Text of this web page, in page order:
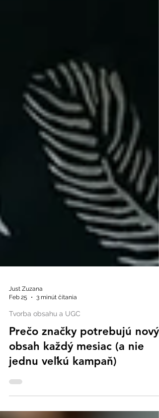
Feb 25
3 minút čítania
Tvorba obsahu a UGC
Prečo značky potrebujú nový
obsah každý mesiac (a nie
jednu veľkú kampaň)